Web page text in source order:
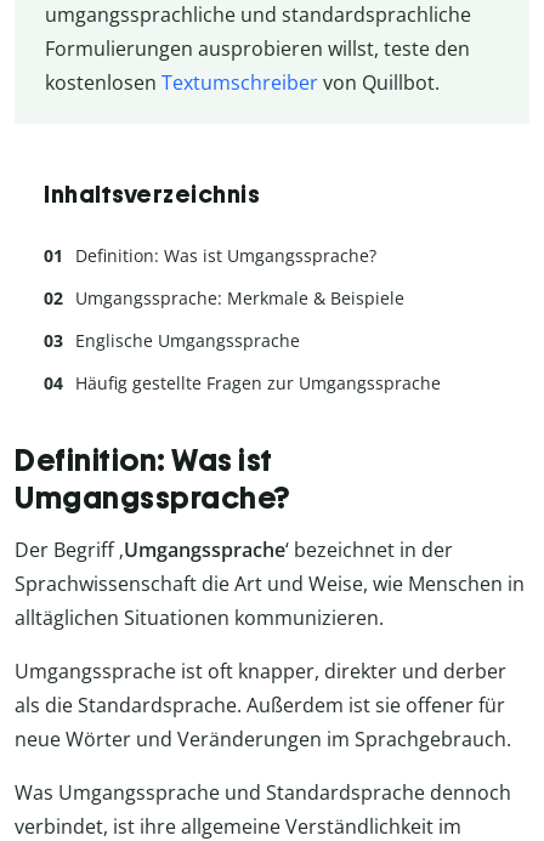
umgangssprachliche und standardsprachliche
Formulierungen ausprobieren willst, teste den
kostenlosen Textumschreibervon Quillbot.
Inhaltsverzeichnis
Definition: Was ist Umgangssprache?
Umgangssprache: Merkmale & Beispiele
Englische Umgangssprache
Häufig gestellte Fragen zur Umgangssprache
Definition: Was ist
Umgangssprache?
Der Begriff ‚Umgangssprache‘ bezeichnet in der
Sprachwissenschaft die Art und Weise, wie Menschen in
alltäglichen Situationen kommunizieren.
Umgangssprache ist oft knapper, direkter und derber
als die Standardsprache. Außerdem ist sie offener für
neue Wörter und Veränderungen im Sprachgebrauch.
Was Umgangssprache und Standardsprache dennoch
verbindet, ist ihre allgemeine Verständlichkeit im